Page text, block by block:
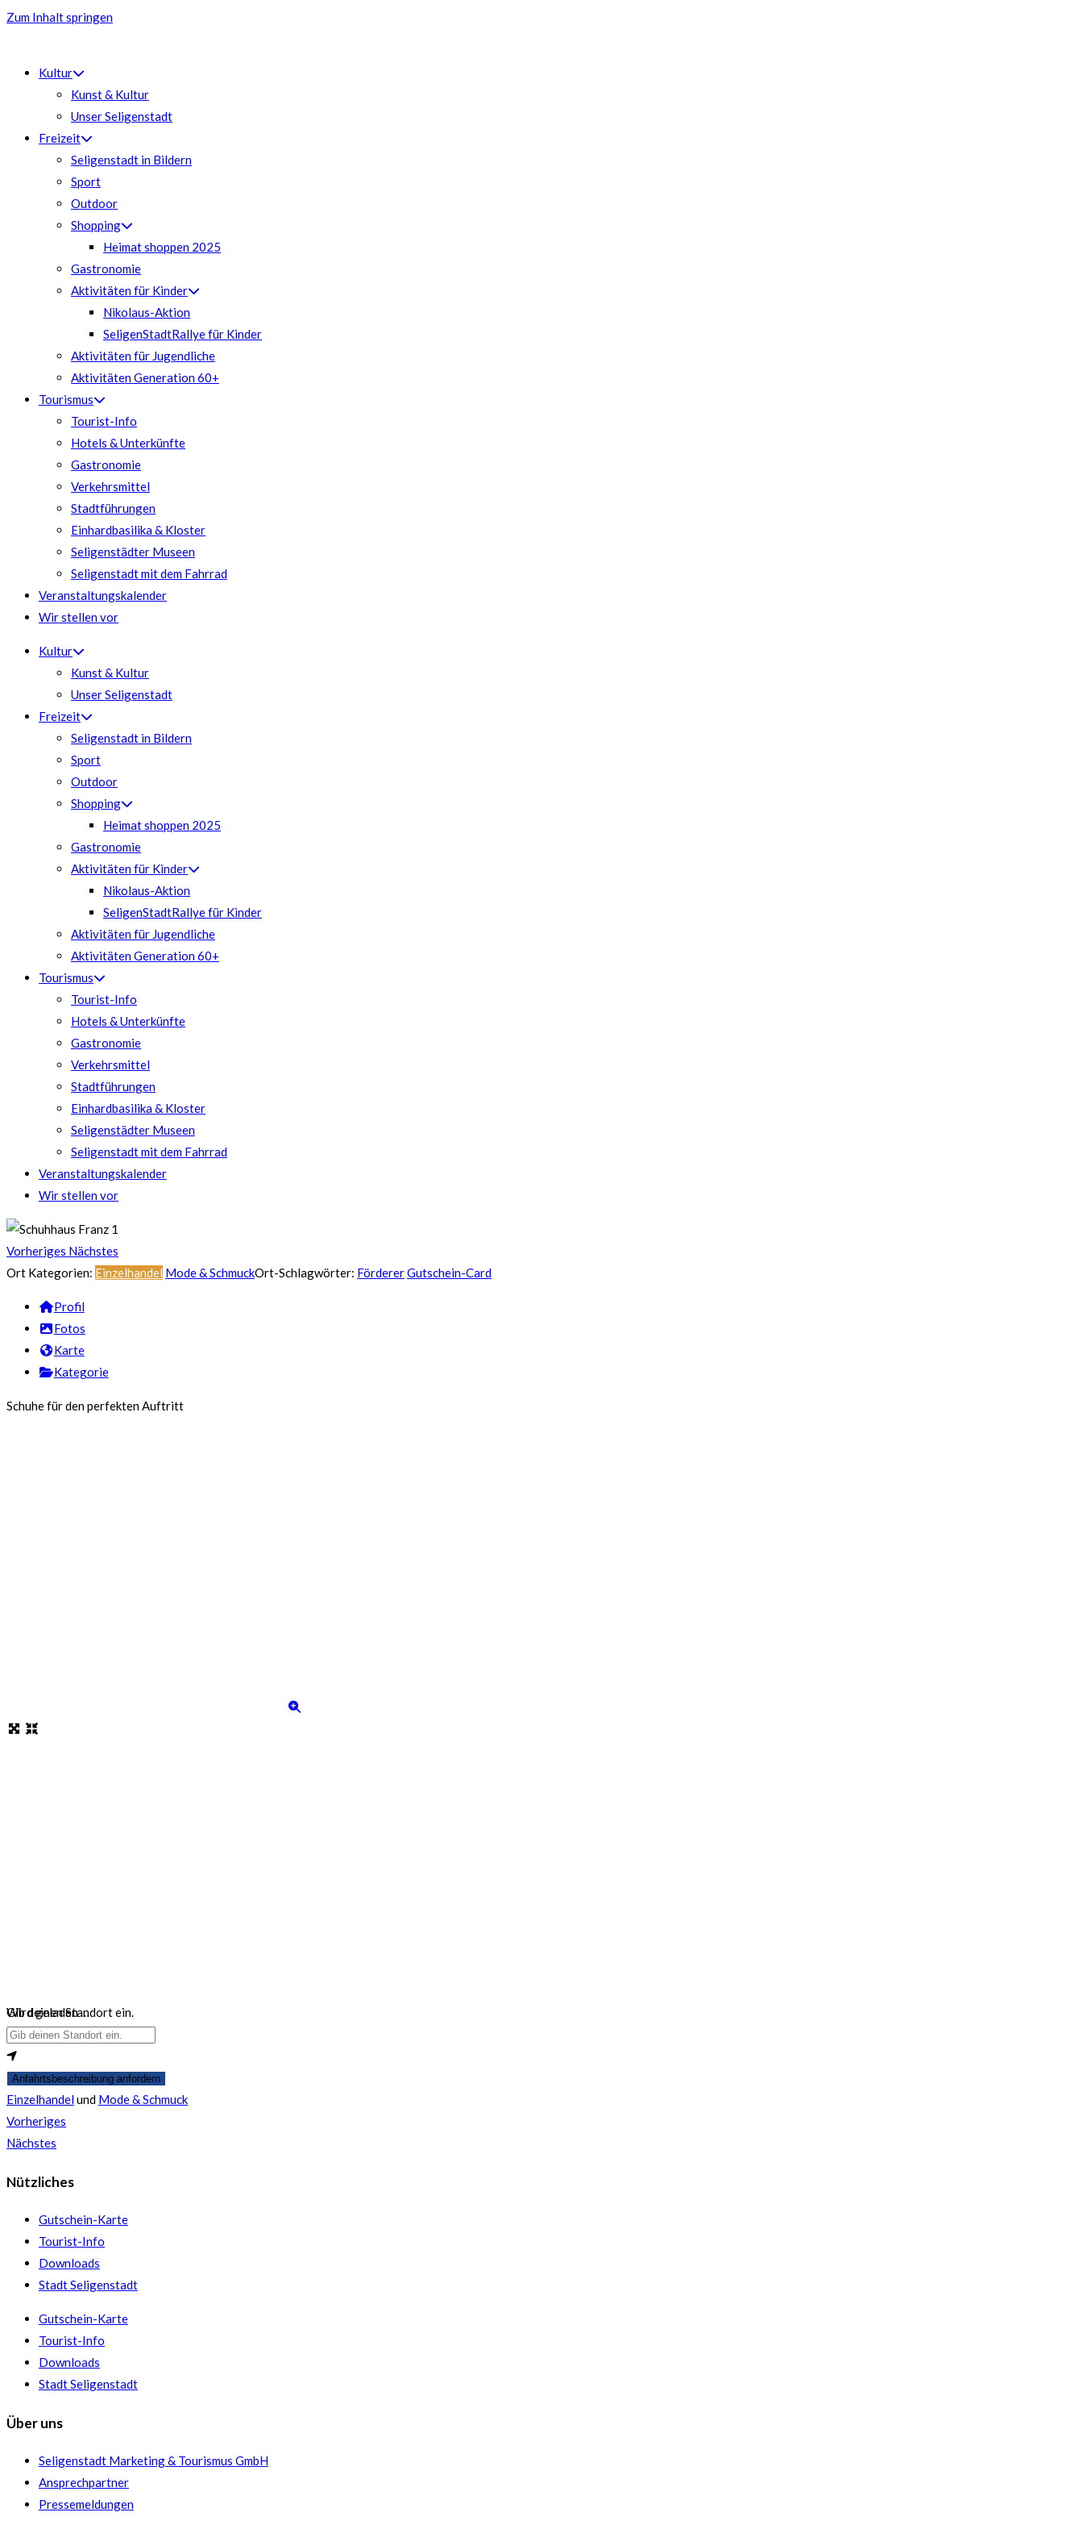
Zum Inhalt springen
Kultur
Kunst & Kultur
Unser Seligenstadt
Freizeit
Seligenstadt in Bildern
Sport
Outdoor
Shopping
Heimat shoppen 2025
Gastronomie
Aktivitäten für Kinder
Nikolaus-Aktion
SeligenStadtRallye für Kinder
Aktivitäten für Jugendliche
Aktivitäten Generation 60+
Tourismus
Tourist-Info
Hotels & Unterkünfte
Gastronomie
Verkehrsmittel
Stadtführungen
Einhardbasilika & Kloster
Seligenstädter Museen
Seligenstadt mit dem Fahrrad
Veranstaltungskalender
Wir stellen vor
Kultur
Kunst & Kultur
Unser Seligenstadt
Freizeit
Seligenstadt in Bildern
Sport
Outdoor
Shopping
Heimat shoppen 2025
Gastronomie
Aktivitäten für Kinder
Nikolaus-Aktion
SeligenStadtRallye für Kinder
Aktivitäten für Jugendliche
Aktivitäten Generation 60+
Tourismus
Tourist-Info
Hotels & Unterkünfte
Gastronomie
Verkehrsmittel
Stadtführungen
Einhardbasilika & Kloster
Seligenstädter Museen
Seligenstadt mit dem Fahrrad
Veranstaltungskalender
Wir stellen vor
Vorheriges Nächstes
Ort Kategorien: Einzelhandel Mode & SchmuckOrt-Schlagwörter: FördererGutschein-Card
Profil
Fotos
Karte
Kategorie
Schuhe für den perfekten Auftritt
Wird geladen …
Gib deinen Standort ein.
Anfahrtsbeschreibung anfordern
Einzelhandelund Mode & Schmuck
Vorheriges
Nächstes
Nützliches
Gutschein-Karte
Tourist-Info
Downloads
Stadt Seligenstadt
Gutschein-Karte
Tourist-Info
Downloads
Stadt Seligenstadt
Über uns
Seligenstadt Marketing & Tourismus GmbH
Ansprechpartner
Pressemeldungen